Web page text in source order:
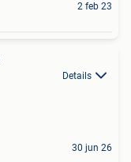
2 feb 23
Details
30 jun 26